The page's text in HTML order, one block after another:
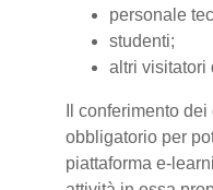
personale
studenti;
altri visitatori
Il conferimento
obbligatorio per
piattaforma e-